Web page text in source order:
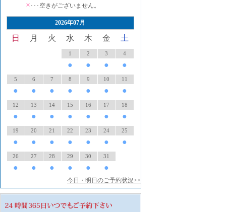
× ･･･空きがございません。
2026年07月
日 月 火 水 木 金 土
1
●
2
●
3
●
4
●
5
●
6
●
7
●
8
●
9
●
10
●
11
●
12
●
13
●
14
●
15
●
16
●
17
●
18
●
19
●
20
●
21
●
22
●
23
●
24
●
25
●
26
●
27
●
28
●
29
●
30
●
31
●
今日・明日のご予約状況>>